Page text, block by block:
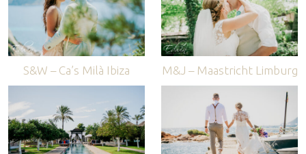
S&W – Ca’s Milà Ibiza M&J – Maastricht Limburg